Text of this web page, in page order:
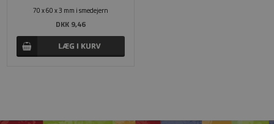
70 x 60 x 3 mm i smedejern
DKK 9,46